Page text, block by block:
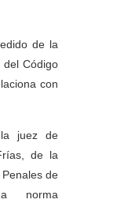
de la
Código
con
juez de
de la
de
norma